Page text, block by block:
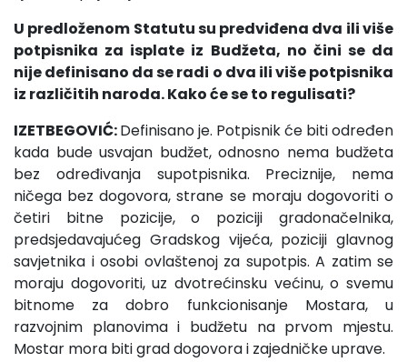
U predloženom Statutu su predviđena dva ili više
potpisnika za isplate iz Budžeta, no čini se da
nije definisano da se radi o dva ili više potpisnika
iz različitih naroda. Kako će se to regulisati?
IZETBEGOVIĆ:Definisano je. Potpisnik će biti određen
kada bude usvajan budžet, odnosno nema budžeta
bez određivanja supotpisnika. Preciznije, nema
ničega bez dogovora, strane se moraju dogovoriti o
četiri bitne pozicije, o poziciji gradonačelnika,
predsjedavajućeg Gradskog vijeća, poziciji glavnog
savjetnika i osobi ovlaštenoj za supotpis. A zatim se
moraju dogovoriti, uz dvotrećinsku većinu, o svemu
bitnome za dobro funkcionisanje Mostara, u
razvojnim planovima i budžetu na prvom mjestu.
Mostar mora biti grad dogovora i zajedničke uprave.